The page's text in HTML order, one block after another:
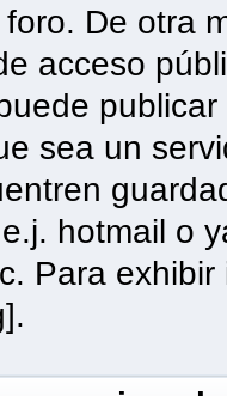
De otra
acceso
sea un
hotmail o
Para